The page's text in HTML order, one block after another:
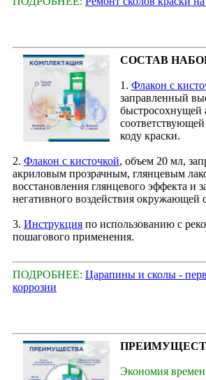
СОСТАВ
1. Флакон с
заправленный
быстросохнущей
коду краски.
2. Флакон с кисточкой, объем 20 мл,
акриловым прозрачным, глянцевым
восстановления глянцевого эффекта и
негативного воздействия окружающей
3. Инструкция по использованию с
пошагового применения.
ПОДРОБНЕЕ: Царапины и сколы -
коррозии
Экономия